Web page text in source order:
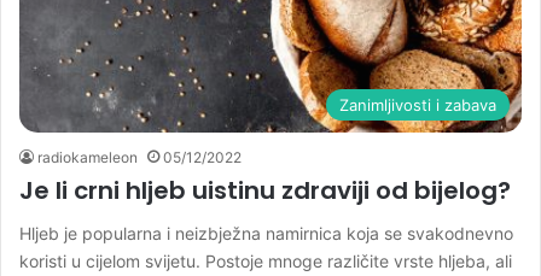
Zanimljivosti i zabava
radiokameleon 05/12/2022
Je li crni hljeb uistinu zdraviji od bijelog?
Hljeb je popularna i neizbježna namirnica koja se svakodnevno
koristi u cijelom svijetu. Postoje mnoge različite vrste hljeba, ali